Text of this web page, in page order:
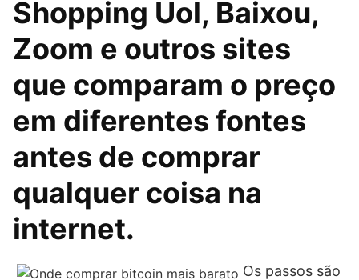
Shopping Uol, Baixou,
Zoom e outros sites
que comparam o preço
em diferentes fontes
antes de comprar
qualquer coisa na
internet.
Os passos são